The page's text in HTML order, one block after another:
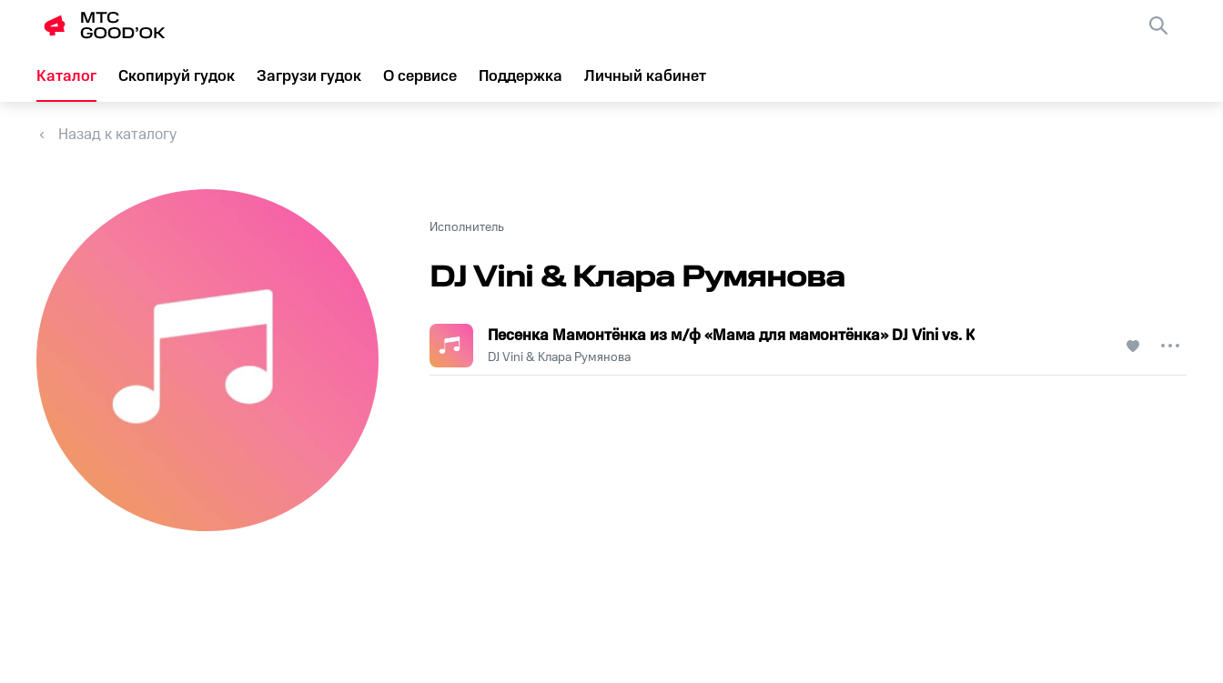
Каталог Скопируй гудок Загрузи гудок О сервисе Поддержка Личный кабинет
Назад к каталогу
Исполнитель
DJ Vini & Клара Румянова
Песенка Мамонтёнка из м/ф «Мама для мамонтёнка» DJ Vini vs. Клара Румянова
DJ Vini & Клара Румянова